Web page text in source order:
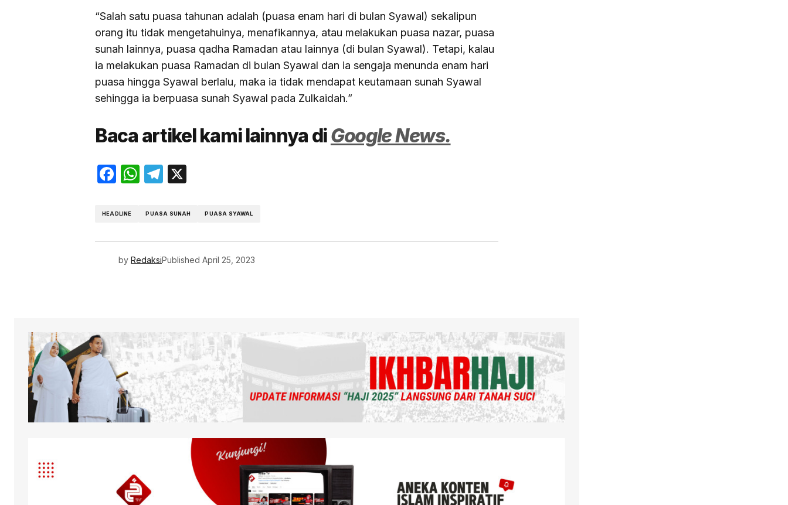
“Salah satu puasa tahunan adalah (puasa enam hari di bulan Syawal) sekalipun
orang itu tidak mengetahuinya, menafikannya, atau melakukan puasa nazar, puasa
sunah lainnya, puasa qadha Ramadan atau lainnya (di bulan Syawal). Tetapi, kalau
ia melakukan puasa Ramadan di bulan Syawal dan ia sengaja menunda enam hari
puasa hingga Syawal berlalu, maka ia tidak mendapat keutamaan sunah Syawal
sehingga ia berpuasa sunah Syawal pada Zulkaidah.”
Baca artikel kami lainnya diGoogle News.
Facebook
WhatsApp
Telegram
HEADLINE PUASA SUNAH PUASA SYAWAL
by RedaksiPublished April 25, 2023